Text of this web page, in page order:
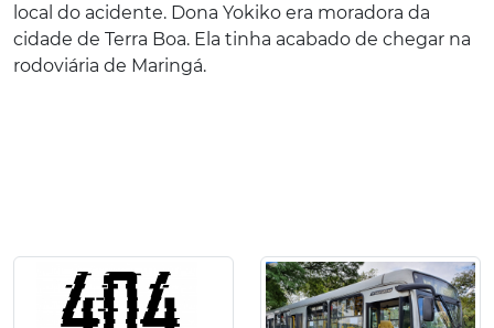
local do acidente. Dona Yokiko era moradora da
cidade de Terra Boa. Ela tinha acabado de chegar na
rodoviária de Maringá.